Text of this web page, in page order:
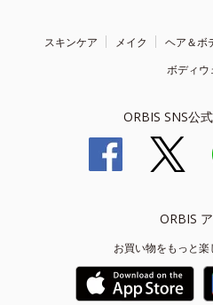
スキンケア メイク ヘア＆ボ
ボディウ
ORBIS SNS公
ORBIS
お買い物をもっと楽